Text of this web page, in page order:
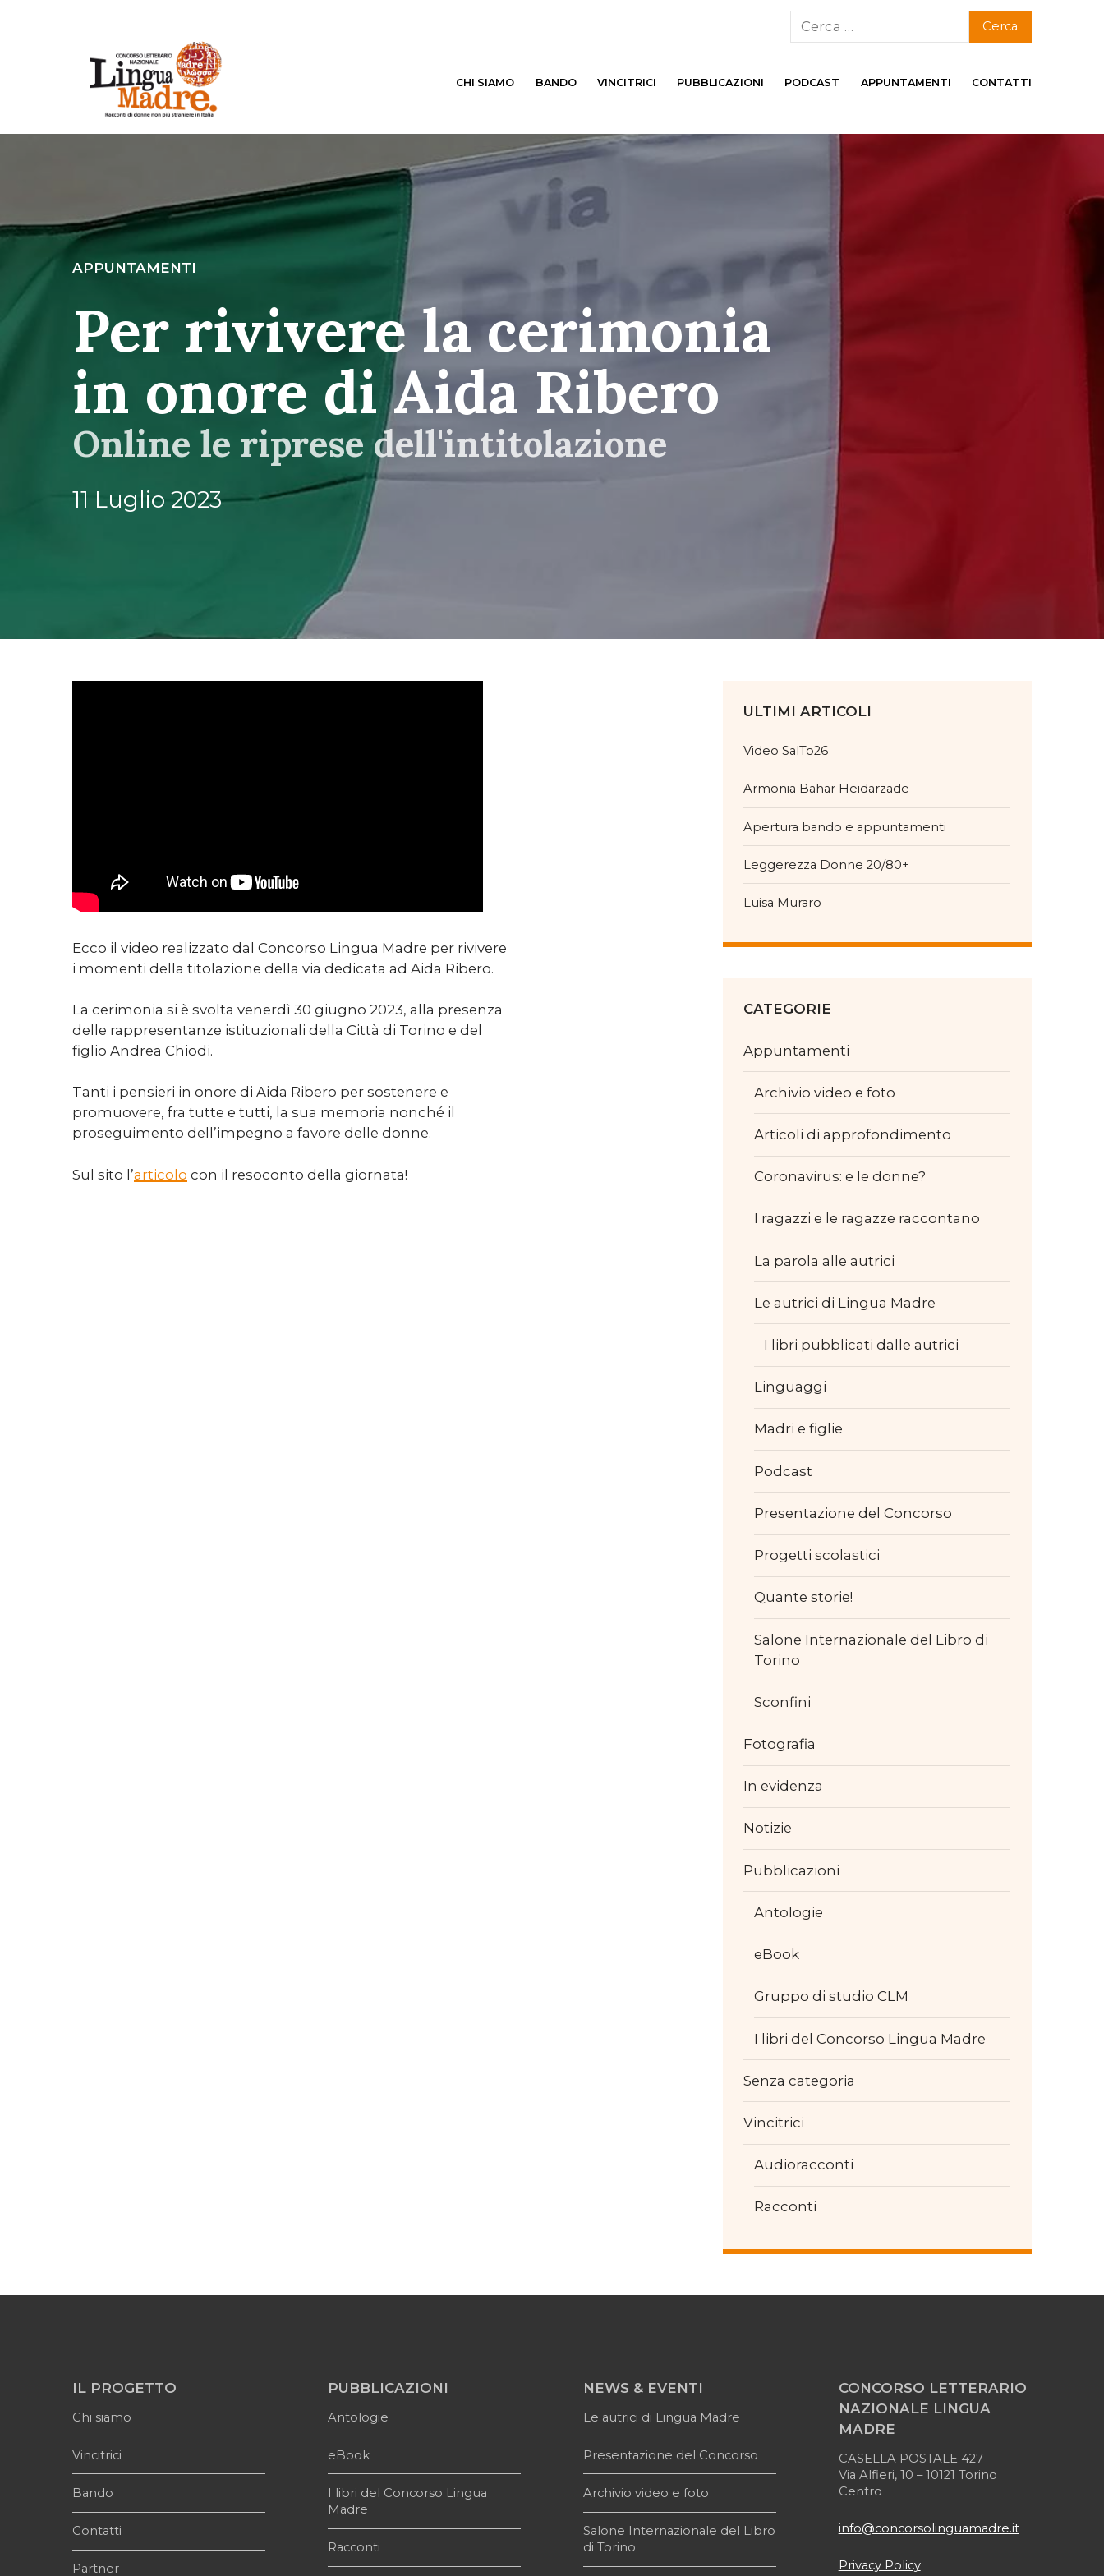
CHI SIAMO BANDO VINCITRICI PUBBLICAZIONI PODCAST APPUNTAMENTI CONTATTI
APPUNTAMENTI
Per rivivere la cerimonia
in onore di Aida Ribero
Online le riprese dell'intitolazione
11 Luglio 2023
Ecco il video realizzato dal Concorso Lingua Madre per rivivere
i momenti della titolazione della via dedicata ad Aida Ribero.
La cerimonia si è svolta venerdì 30 giugno 2023, alla presenza
delle rappresentanze istituzionali della Città di Torino e del
figlio Andrea Chiodi.
Tanti i pensieri in onore di Aida Ribero per sostenere e
promuovere, fra tutte e tutti, la sua memoria nonché il
proseguimento dell’impegno a favore delle donne.
Sul sito l’articolo con il resoconto della giornata!
ULTIMI ARTICOLI
Video SalTo26
Armonia Bahar Heidarzade
Apertura bando e appuntamenti
Leggerezza Donne 20/80+
Luisa Muraro
CATEGORIE
Appuntamenti
Archivio video e foto
Articoli di approfondimento
Coronavirus: e le donne?
I ragazzi e le ragazze raccontano
La parola alle autrici
Le autrici di Lingua Madre
I libri pubblicati dalle autrici
Linguaggi
Madri e figlie
Podcast
Presentazione del Concorso
Progetti scolastici
Quante storie!
Salone Internazionale del Libro di
Torino
Sconfini
Fotografia
In evidenza
Notizie
Pubblicazioni
Antologie
eBook
Gruppo di studio CLM
I libri del Concorso Lingua Madre
Senza categoria
Vincitrici
Audioracconti
Racconti
IL PROGETTO
Chi siamo
Vincitrici
Bando
Contatti
Partner
PUBBLICAZIONI
Antologie
eBook
I libri del Concorso Lingua
Madre
Racconti
NEWS & EVENTI
Le autrici di Lingua Madre
Presentazione del Concorso
Archivio video e foto
Salone Internazionale del Libro
di Torino
CONCORSO LETTERARIO
NAZIONALE LINGUA
MADRE
CASELLA POSTALE 427
Via Alfieri, 10 – 10121 Torino
Centro
info@concorsolinguamadre.it
Privacy Policy